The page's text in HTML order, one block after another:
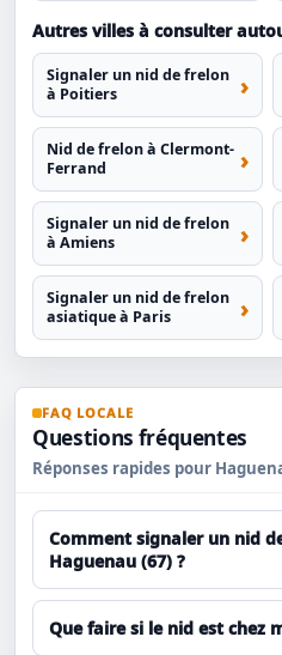
Autres villes à consulter
Signaler un nid de frelon
à Poitiers
Nid de frelon à Clermont-
Ferrand
Signaler un nid de frelon
à Amiens
Signaler un nid de frelon
asiatique à Paris
FAQ LOCALE
Questions fréquentes
Réponses rapides pour
Comment signaler un nid
Haguenau (67) ?
Que faire si le nid est chez